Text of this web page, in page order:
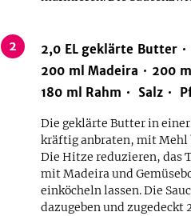
2 2,0 EL geklärte Butter
200 ml Madeira 200 ml
180 ml Rahm Salz
Die geklärte Butter in
kräftig anbraten, mit Mehl
Die Hitze reduzieren, das
mit Madeira und
einköcheln lassen. Die
dazugeben und zugedeckt